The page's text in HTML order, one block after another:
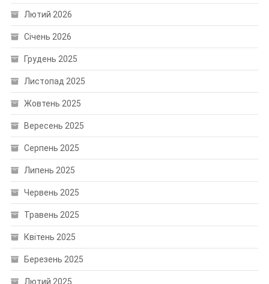
Лютий 2026
Січень 2026
Грудень 2025
Листопад 2025
Жовтень 2025
Вересень 2025
Серпень 2025
Липень 2025
Червень 2025
Травень 2025
Квітень 2025
Березень 2025
Лютий 2025